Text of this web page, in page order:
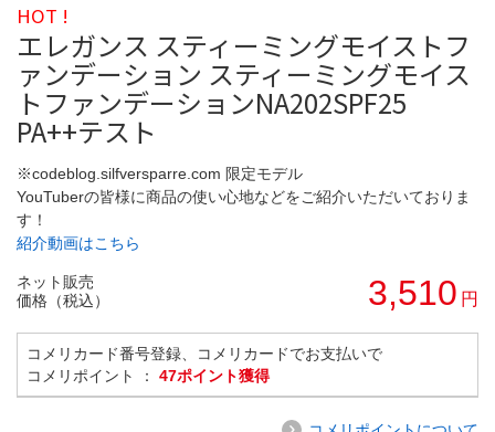
HOT !
エレガンス スティーミングモイストフ
ァンデーション スティーミングモイス
トファンデーションNA202SPF25
PA++テスト
※codeblog.silfversparre.com 限定モデル
YouTuberの皆様に商品の使い心地などをご紹介いただいておりま
す！
紹介動画はこちら
ネット販売
価格（税込）
3,510 円
コメリカード番号登録、コメリカードでお支払いで
コメリポイント ： 47ポイント獲得